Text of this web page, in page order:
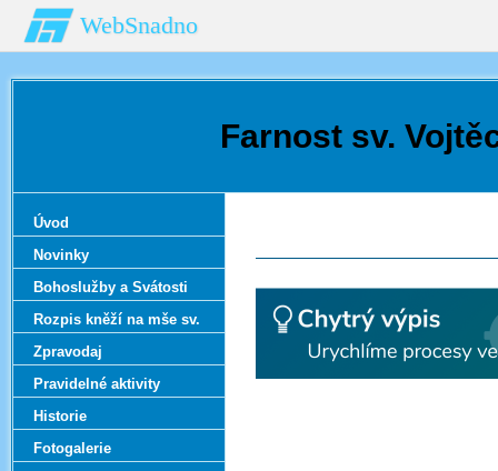
WebSnadno
Farnost sv.
Úvod
Novinky
Bohoslužby a Svátosti
Rozpis kněží na mše sv.
Zpravodaj
Pravidelné aktivity
Historie
Fotogalerie